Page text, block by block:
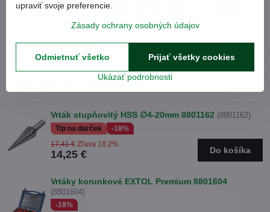
FacebookTwitter
Predchádzajúci
produkt
Obľúbené produkty
Vrták stupňovitý HSS ∅4-20mm 8801162 (8801162)
Tip na darček -18%
14,25 €
17,41 € Zľava 18.2%
Do košíka
Vrtáky korunkové EXTOL Premium 8801604
(8801604)
-18%
upraviť svoje preferencie.
Zásady ochrany osobných údajov
Ukázať podrobnosti
Prijať všetky cookies
Odmietnuť všetko